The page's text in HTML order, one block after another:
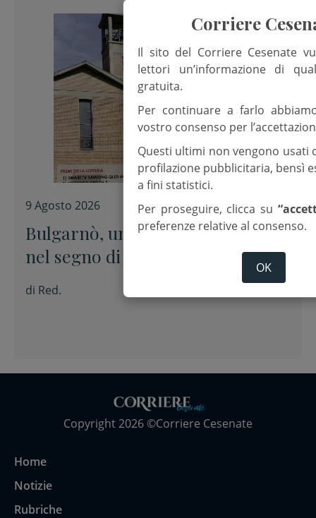
9 Agosto 2026
Bulgarnò, una settimana di festa
nel segno di Maria Assunta
di Red.
Copyright 2026 ©Corriere Cesenate
Home
Notizie
Rubriche
Corriere
Il sito del Corriere Cesenate
lettori un’informazione di
gratuita.
Per continuare a farlo
vostro consenso per
Questi ultimi non vengono usati
profilazione pubblicitaria, bensì
a fini statistici.
Per proseguire, clicca su
preferenze relative al consenso.
OK